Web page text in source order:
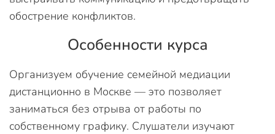
обострение конфликтов.
Особенности курса
Организуем обучение семейной медиации
дистанционно в Москве — это позволяет
заниматься без отрыва от работы по
собственному графику. Слушатели изучают